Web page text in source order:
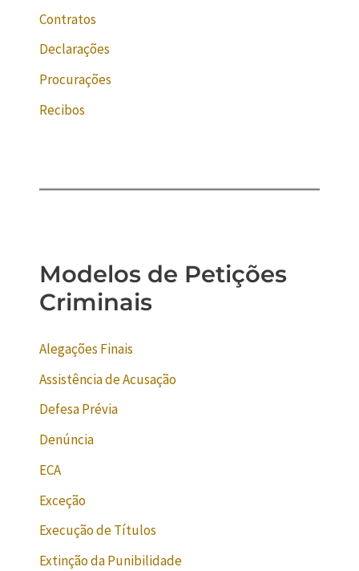
Contratos
Declarações
Procurações
Recibos
Modelos de Petições
Criminais
Alegações Finais
Assistência de Acusação
Defesa Prévia
Denúncia
ECA
Exceção
Execução de Títulos
Extinção da Punibilidade